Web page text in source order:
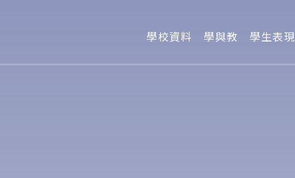
學校資料 學與教 學生表現